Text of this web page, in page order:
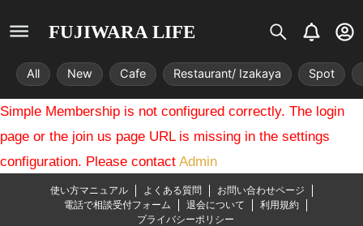
FUJIWARA LIFE
S
i
s
t
r
i
x
B
e
l
l
U
s
r
-
c
c
All New Cafe Restaurant/ Izakaya Spot
Simple Membership is not configured correctly. The login
page or the join us page URL is missing in the settings
configuration. Please contact Admin
使い方マニュアル よくある質問
お問い合わせページ
電話で相談受付フォーム
退会について
利用規約
プライバシーポリシー